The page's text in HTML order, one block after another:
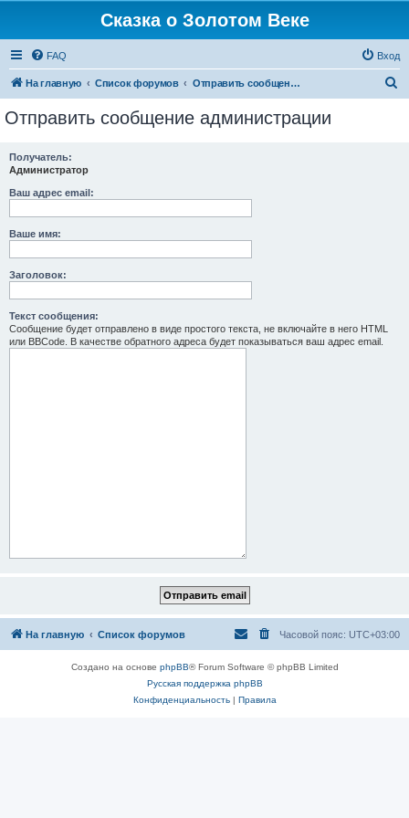
Сказка о Золотом Веке
FAQ Вход
На главную Список форумов Отправить сообщение администрации
Отправить сообщение администрации
Получатель:
Администратор
Ваш адрес email:
Ваше имя:
Заголовок:
Текст сообщения:
Сообщение будет отправлено в виде простого текста, не включайте в него HTML
или BBCode. В качестве обратного адреса будет показываться ваш адрес email.
На главную Список форумов Часовой пояс: UTC+03:00
Создано на основе phpBB® Forum Software © phpBB Limited
Русская поддержка phpBB
Конфиденциальность| Правила